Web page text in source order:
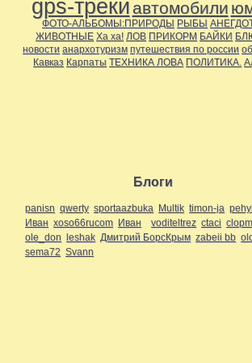
gps-треки автомобили
ФОТО-АЛЬБОМЫ:ПРИРОДЫ РЫБЫ
ЖИВОТНЫЕ Ха ха! ЛОВ ПРИКОРМ БАЙКИ
новости анархотуризм путешествия по россии
Кавказ Карпаты ТЕХНИКА ЛОВА ПОЛИТИКА.
Блоги
panisn qwerty sportaazbuka Multik timon-ja
Иван xoso66rucom Иван voditeltrez ctaci
ole_don leshak Дмитрий БорсКрым zabeii bb
sema72 Svann